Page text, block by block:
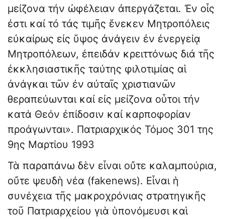
μείζονα τήν ὠφέλειαν ἀπεργάζεται. Ἐν οἷς
ἐστι καί τό τάς τιμῆς ἕνεκεν Μητροπόλεις
εὐκαίρως εἰς ὕψος ἀνάγειν ἐν ἐνεργείᾳ
Μητροπόλεων, ἐπειδάν κρειττόνως διά τῆς
ἐκκλησιαστικῆς ταύτης φιλοτιμίας αἱ
ἀνάγκαι τῶν ἐν αὐταῖς χριστιανῶν
θεραπεύωνται καί εἰς μείζονα οὗτοι τήν
κατά Θεόν ἐπίδοσιν καί καρποφορίαν
προάγωνται». Πατριαρχικός Τόμος 301 της
9ης Μαρτίου 1993
Τὰ παραπάνω δὲν εἶναι οὔτε καλαμπούρια,
οὔτε ψευδὴ νέα (fakenews). Εἶναι ἡ
συνέχεια τῆς μακροχρόνιας στρατηγικῆς
τοῦ Πατριαρχείου γιὰ ὑπονόμευσι καὶ